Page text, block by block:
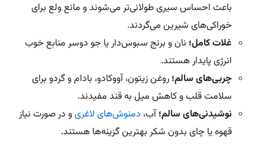
باعث احساس سیری طولانی‌تر می‌شوند و مانع ولع برای
خوراکی‌های شیرین می‌گردند.
غلات کامل؛ نان و برنج سبوس‌دار یا جو دوسر منابع خوب
انرژی پایدار هستند.
چربی‌های سالم؛ روغن زیتون، آووکادو، بادام و گردو برای
سلامت قلب و کاهش میل به قند مفیدند.
نوشیدنی‌های سالم؛آب، دمنوش‌های لاغریو در صورت نیاز
قهوه یا چای بدون شکر بهترین گزینه‌ها هستند.